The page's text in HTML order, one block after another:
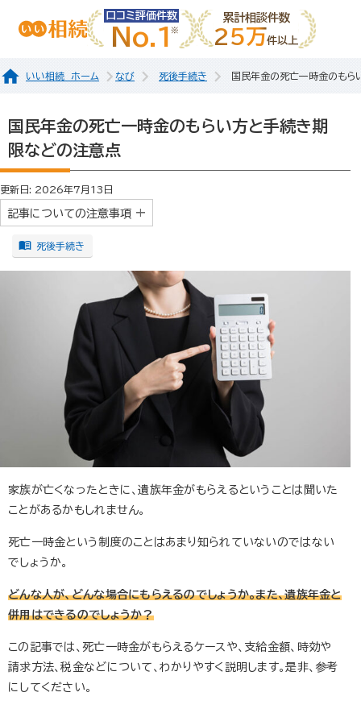
口コミ評価件数
No.1
累計相談件数
25万件以上
いい相続 ホーム なび 死後手続き 国民年金の死亡一時金のもら
国民年金の死亡一時金のもらい方と手続き期
限などの注意点
更新日: 2026年7月13日
記事についての注意事項
死後手続き
家族が亡くなったときに、遺族年金がもらえるということは聞いた
ことがあるかもしれません。
死亡一時金という制度のことはあまり知られていないのではない
でしょうか。
どんな人が、どんな場合にもらえるのでしょうか。また、遺族年金と
併用はできるのでしょうか？
この記事では、死亡一時金がもらえるケースや、支給金額、時効や
請求方法、税金などについて、わかりやすく説明します。是非、参考
にしてください。